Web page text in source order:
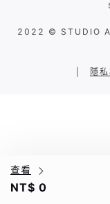
查看
NT$ 0
2022 © STUDIO A
隱